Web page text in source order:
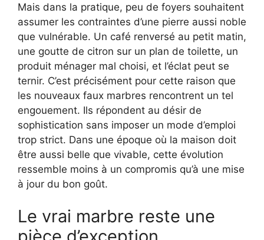
Mais dans la pratique, peu de foyers souhaitent
assumer les contraintes d’une pierre aussi noble
que vulnérable. Un café renversé au petit matin,
une goutte de citron sur un plan de toilette, un
produit ménager mal choisi, et l’éclat peut se
ternir. C’est précisément pour cette raison que
les nouveaux faux marbres rencontrent un tel
engouement. Ils répondent au désir de
sophistication sans imposer un mode d’emploi
trop strict. Dans une époque où la maison doit
être aussi belle que vivable, cette évolution
ressemble moins à un compromis qu’à une mise
à jour du bon goût.
Le vrai marbre reste une